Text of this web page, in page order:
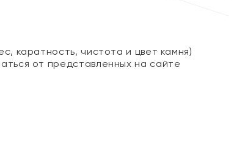
каратность, чистота и цвет камня)
от представленных на сайте